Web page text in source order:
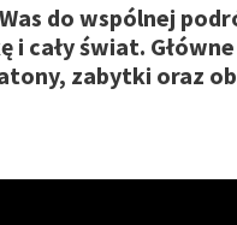
do wspólnej
i cały świat.
zabytki oraz